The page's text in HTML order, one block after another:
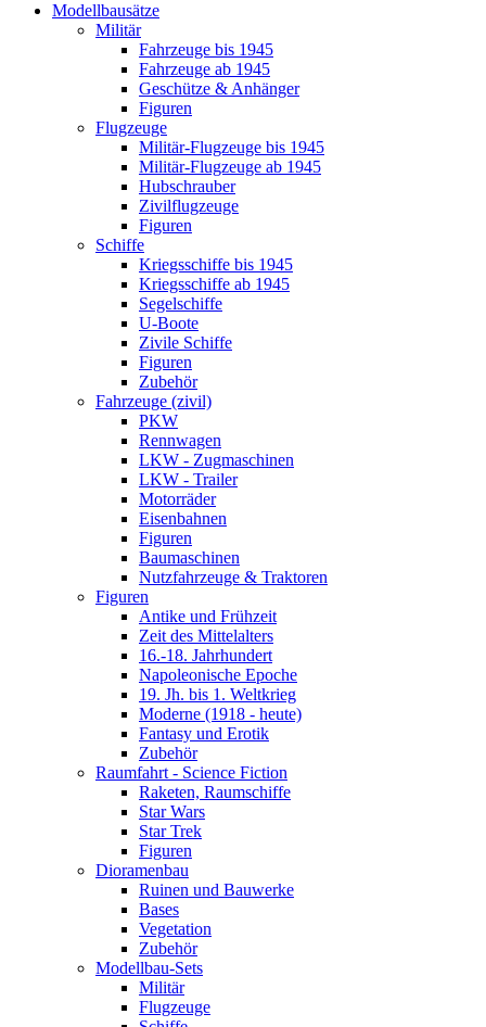
Modellbausätze
Militär
Fahrzeuge bis 1945
Fahrzeuge ab 1945
Geschütze & Anhänger
Figuren
Flugzeuge
Militär-Flugzeuge bis 1945
Militär-Flugzeuge ab 1945
Hubschrauber
Zivilflugzeuge
Figuren
Schiffe
Kriegsschiffe bis 1945
Kriegsschiffe ab 1945
Segelschiffe
U-Boote
Zivile Schiffe
Figuren
Zubehör
Fahrzeuge (zivil)
PKW
Rennwagen
LKW - Zugmaschinen
LKW - Trailer
Motorräder
Eisenbahnen
Figuren
Baumaschinen
Nutzfahrzeuge & Traktoren
Figuren
Antike und Frühzeit
Zeit des Mittelalters
16.-18. Jahrhundert
Napoleonische Epoche
19. Jh. bis 1. Weltkrieg
Moderne (1918 - heute)
Fantasy und Erotik
Zubehör
Raumfahrt - Science Fiction
Raketen, Raumschiffe
Star Wars
Star Trek
Figuren
Dioramenbau
Ruinen und Bauwerke
Bases
Vegetation
Zubehör
Modellbau-Sets
Militär
Flugzeuge